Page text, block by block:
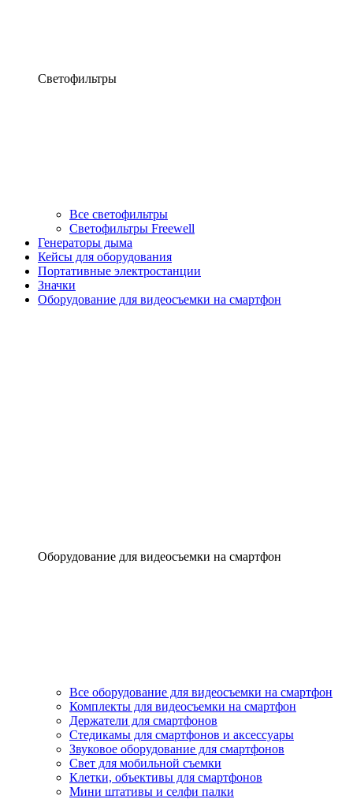
Светофильтры
Все светофильтры
Светофильтры Freewell
Генераторы дыма
Кейсы для оборудования
Портативные электростанции
Значки
Оборудование для видеосъемки на смартфон
Оборудование для видеосъемки на смартфон
Все оборудование для видеосъемки на смартфон
Комплекты для видеосъемки на смартфон
Держатели для смартфонов
Стедикамы для смартфонов и аксессуары
Звуковое оборудование для смартфонов
Свет для мобильной съемки
Клетки, объективы для смартфонов
Мини штативы и селфи палки